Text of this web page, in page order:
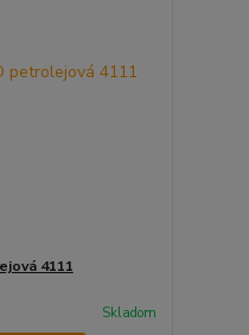
4111
Skladom